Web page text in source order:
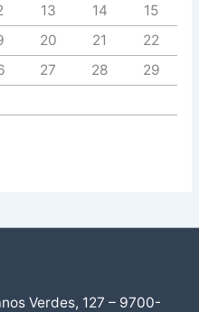
13 14
15
20 21
22
27 28
29
Verdes, 127 – 9700-